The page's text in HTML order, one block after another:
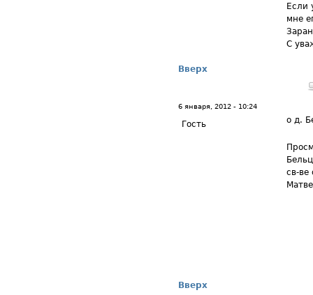
Если
мне
С
Вверх
6 января, 2012 - 10:24
Гость о д.
св-
Вверх